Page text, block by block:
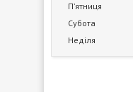
Пʼятниця
Субота
Неділя